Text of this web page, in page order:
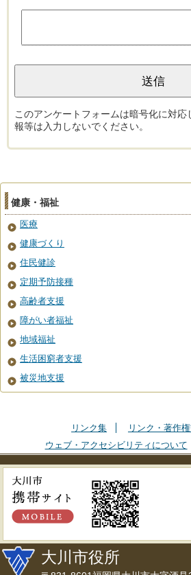
このアンケートフォームは暗号化に対
報等は入力しないでください。
健康・福祉
医療
健康づくり
住民健診
定期予防接種
高齢者支援
障がい者福祉
地域福祉
生活困窮者支援
被災地支援
リンク集
リンク・著作
ウェブ・アクセシビリティについて
大川市役所